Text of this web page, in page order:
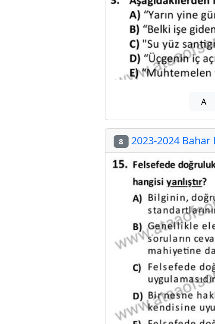
A
8 2023-2024 Bahar